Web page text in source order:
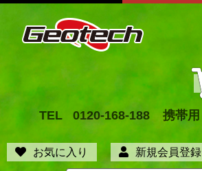
TEL 0120-168-188 携帯用
お気に入り 新規会員登録